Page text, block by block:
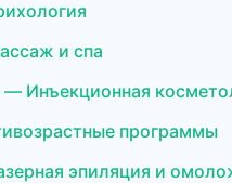
и спа
— Инъекционная
программы
эпиляция и